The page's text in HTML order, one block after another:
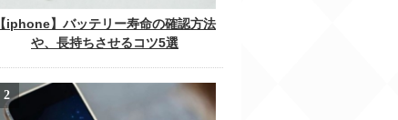
【iphone】バッテリー寿命の確認方法
や、長持ちさせるコツ5選